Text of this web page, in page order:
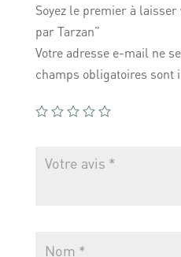
Soyez le premier à
par Tarzan”
Votre adresse e-mail ne
champs obligatoires sont